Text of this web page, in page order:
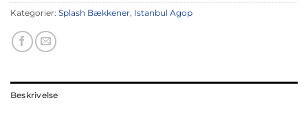
Kategorier: Splash Bækkener Istanbul Agop
Beskrivelse